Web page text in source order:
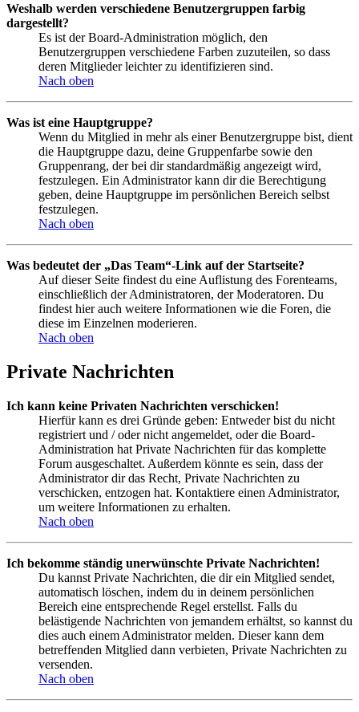
Weshalb werden verschiedene Benutzergruppen farbig
dargestellt?
Es ist der Board-Administration möglich, den
Benutzergruppen verschiedene Farben zuzuteilen, so dass
deren Mitglieder leichter zu identifizieren sind.
Nach oben
Was ist eine Hauptgruppe?
Wenn du Mitglied in mehr als einer Benutzergruppe bist, dient
die Hauptgruppe dazu, deine Gruppenfarbe sowie den
Gruppenrang, der bei dir standardmäßig angezeigt wird,
festzulegen. Ein Administrator kann dir die Berechtigung
geben, deine Hauptgruppe im persönlichen Bereich selbst
festzulegen.
Nach oben
Was bedeutet der „Das Team“-Link auf der Startseite?
Auf dieser Seite findest du eine Auflistung des Forenteams,
einschließlich der Administratoren, der Moderatoren. Du
findest hier auch weitere Informationen wie die Foren, die
diese im Einzelnen moderieren.
Nach oben
Private Nachrichten
Ich kann keine Privaten Nachrichten verschicken!
Hierfür kann es drei Gründe geben: Entweder bist du nicht
registriert und / oder nicht angemeldet, oder die Board-
Administration hat Private Nachrichten für das komplette
Forum ausgeschaltet. Außerdem könnte es sein, dass der
Administrator dir das Recht, Private Nachrichten zu
verschicken, entzogen hat. Kontaktiere einen Administrator,
um weitere Informationen zu erhalten.
Nach oben
Ich bekomme ständig unerwünschte Private Nachrichten!
Du kannst Private Nachrichten, die dir ein Mitglied sendet,
automatisch löschen, indem du in deinem persönlichen
Bereich eine entsprechende Regel erstellst. Falls du
belästigende Nachrichten von jemandem erhältst, so kannst du
dies auch einem Administrator melden. Dieser kann dem
betreffenden Mitglied dann verbieten, Private Nachrichten zu
versenden.
Nach oben